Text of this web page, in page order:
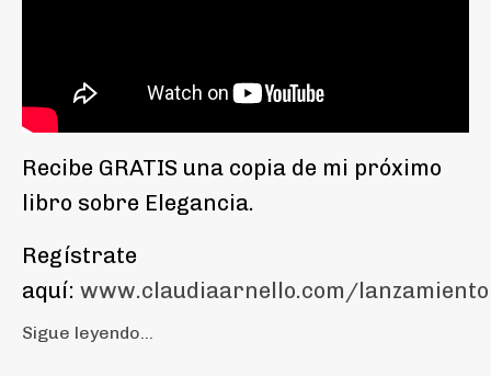
Recibe GRATIS una copia de mi próximo
libro sobre Elegancia.
Regístrate
aquí: www.claudiaarnello.com/lanzamiento
Sigue leyendo...